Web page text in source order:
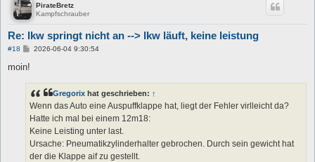
PirateBretz
Kampfschrauber
Re: lkw springt nicht an --> lkw läuft, keine leistung
#18
B
r
a
g
2026-06-04 9:30:54
moin!
Gregorix hat geschrieben: ↑
Wenn das Auto eine Auspuffklappe hat, liegt der Fehler virlleicht da?
Hatte ich mal bei einem 12m18:
Keine Leisting unter last.
Ursache: Pneumatikzylinderhalter gebrochen. Durch sein gewicht hat
der die Klappe aif zu gestellt.